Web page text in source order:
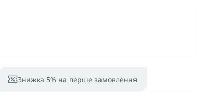
Знижка 5% на перше замовлення